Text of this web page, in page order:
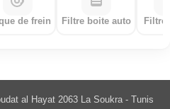
de frein Filtre boite auto
al Hayat 2063 La Soukra - Tunis